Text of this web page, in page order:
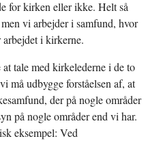
for kirken eller ikke. Helt så
vi arbejder i samfund, hvor
i kirkerne.
tale med kirkelederne i de to
må udbygge forståelsen af, at
der på nogle områder
på nogle områder end vi har.
eksempel: Ved